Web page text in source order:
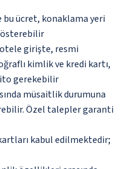
bu ücret, konaklama yeri
girişte, resmi
kimlik ve kredi kartı,
gerekebilir
müsaitlik durumuna
Özel talepler garanti
kabul edilmektedir;